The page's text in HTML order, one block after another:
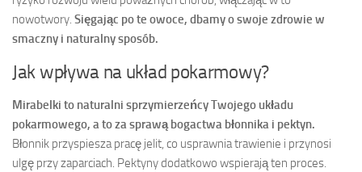
nowotwory. Sięgając po te owoce, dbamy o swoje zdrowie w
smaczny i naturalny sposób.
Jak wpływa na układ pokarmowy?
Mirabelki to naturalni sprzymierzeńcy Twojego układu
pokarmowego, a to za sprawą bogactwa błonnika i pektyn.
Błonnik przyspiesza pracę jelit, co usprawnia trawienie i przynosi
ulgę przy zaparciach. Pektyny dodatkowo wspierają ten proces.